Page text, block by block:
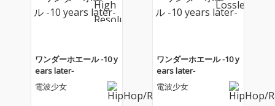
ワンダーホエール -10 y
ears later-
電波少女
ワンダーホエール -10 y
ears later-
電波少女